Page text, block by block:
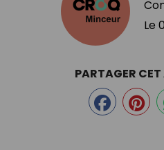
Le
PARTAGER